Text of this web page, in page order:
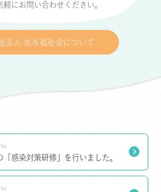
軽にお問い合わせください。
法人 佐与福祉会について
「感染対策研修」を行いました。